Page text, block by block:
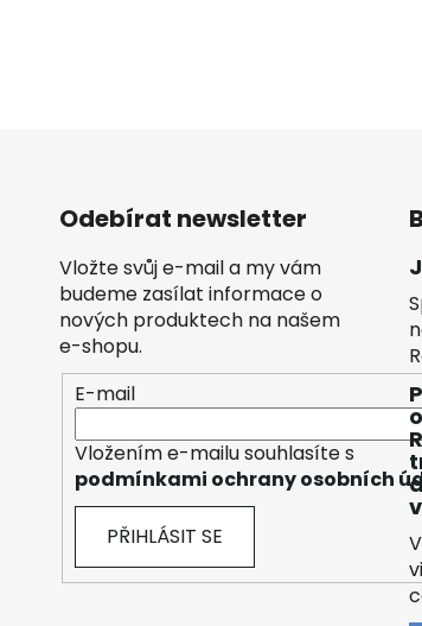
Odebírat newsletter
Vložte svůj e-mail a my vám
budeme zasílat informace o
nových produktech na našem
e-shopu.
E-mail
Vložením e-mailu souhlasíte s
podmínkami ochrany osobních
PŘIHLÁSIT SE